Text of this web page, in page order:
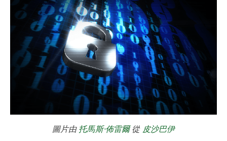
圖片由托馬斯·佈雷爾從 皮沙巴伊